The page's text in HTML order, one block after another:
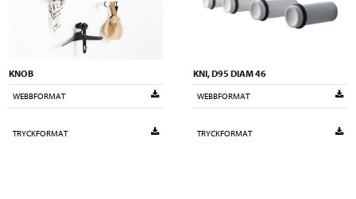
KNOB
WEBBFORMAT
TRYCKFORMAT
KNI, D95 DIAM 46
WEBBFORMAT
TRYCKFORMAT